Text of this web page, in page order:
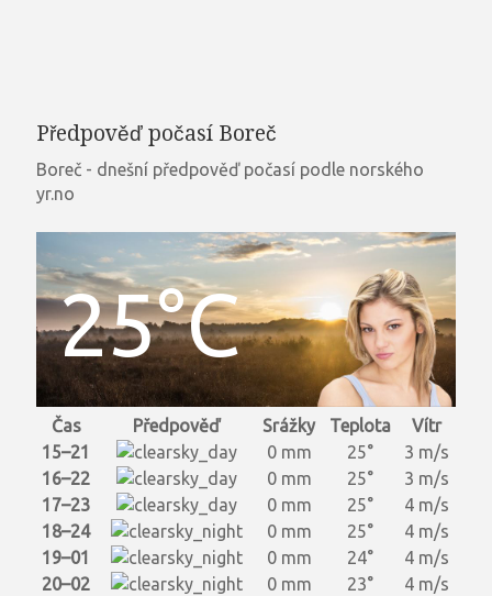
Předpověď počasí Boreč
Boreč - dnešní předpověď počasí podle norského
yr.no
25°C
Čas Předpověď Srážky Teplota
Vítr
15–21
0 mm 25°
3 m/s
16–22
0 mm 25°
3 m/s
17–23
0 mm 25°
4 m/s
18–24
0 mm 25°
4 m/s
19–01
0 mm 24°
4 m/s
20–02
0 mm 23°
4 m/s